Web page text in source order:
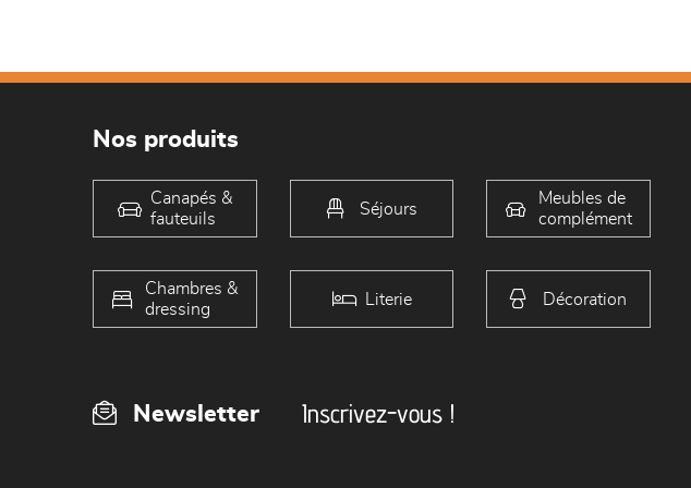
Nos produits
Canapés &
fauteuils
Séjours
Meubles de
complément
Chambres &
dressing
Literie Décoration
Newsletter Inscrivez-vous !